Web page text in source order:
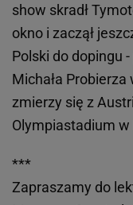
show skradł
okno i zaczął
Polski do dopingu -
Michała
zmierzy się z
Olympiastadium w
***
Zapraszamy do